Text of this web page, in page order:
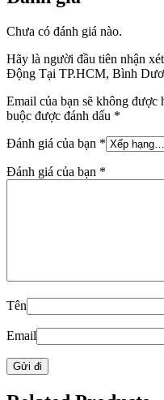
Chưa có đánh giá nào.
Hãy là người đầu tiên nhận
Động Tại TP.HCM, Bình
Email của bạn sẽ không được
buộc được đánh dấu *
Đánh giá của bạn *
Đánh giá của bạn *
Tên
Email